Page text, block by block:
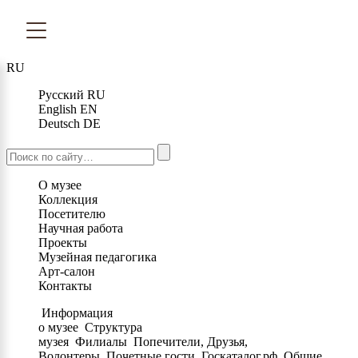
RU
Русский RU
English EN
Deutsch DE
О музее
Коллекция
Посетителю
Научная работа
Проекты
Музейная педагогика
Арт-салон
Контакты
Информация
о музее Структура
музея Филиалы Попечители, Друзья,